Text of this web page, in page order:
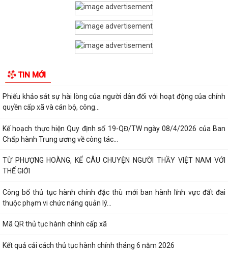
TIN MỚI
QUAN ĐẾN DỰ ÁN KHU DU LỊCH, DỊCH VỤ VÀ DÂN...
PHƯỜNG CHU VĂN AN TỔ CHỨC ĐỐI THOẠI VỀ PHƯƠNG ÁN BỒI
THƯỜNG, HỖ TRỢ GIẢI PHÓNG MẶT BẰNG DỰ ÁN KHU...
hộ nghèo, hộ cận nghèo, hộ thoát...
Phiếu khảo sát sự hài lòng của người dân đối với hoạt động của chính
quyền cấp xã và cán bộ, công...
Kế hoạch thực hiện Quy định số 19-QĐ/TW ngày 08/4/2026 của Ban
Chấp hành Trung ương về công tác...
TỪ PHƯỢNG HOÀNG, KỂ CÂU CHUYỆN NGƯỜI THẦY VIỆT NAM VỚI
THẾ GIỚI
Công bố thủ tục hành chính đặc thù mới ban hành lĩnh vực đất đai
thuộc phạm vi chức năng quản lý...
Mã QR thủ tục hành chính cấp xã
Kết quả cải cách thủ tục hành chính tháng 6 năm 2026